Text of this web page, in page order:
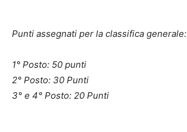
Punti assegnati per la classifica generale:
1° Posto: 50 punti
2° Posto: 30 Punti
3° e 4° Posto: 20 Punti